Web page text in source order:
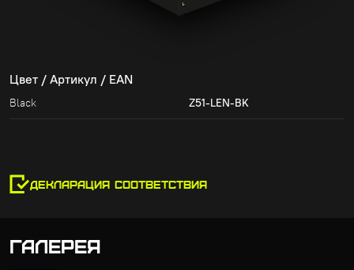
Цвет / Артикул / EAN
Black Z51-LEN-BK
ДЕКЛАРАЦИЯ СООТВЕТСТВИЯ
ГАЛЕРЕЯ